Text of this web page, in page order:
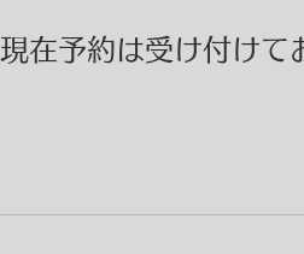
現在予約は受け付けて